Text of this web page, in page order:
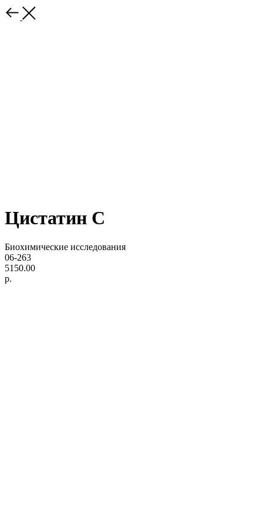
Цистатин C
Биохимические исследования
06-263
5150.00
р.